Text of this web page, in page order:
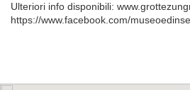
Ulteriori info disponibili:
https://www.facebook.com/